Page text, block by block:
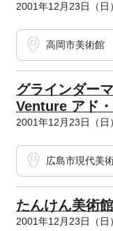
2001年12月23日（日
高岡市美術館
グラインダー
Venture アド・
2001年12月23日（日
広島市現代美
たんけん美術館
2001年12月23日（日